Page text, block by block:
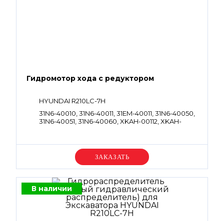
Гидромотор хода с редуктором
HYUNDAI R210LC-7H
31N6-40010, 31N6-40011, 31EM-40011, 31N6-40050,
31N6-40051, 31N6-40060, XKAH-00112, XKAH-
Уточняйте цену
В наличии